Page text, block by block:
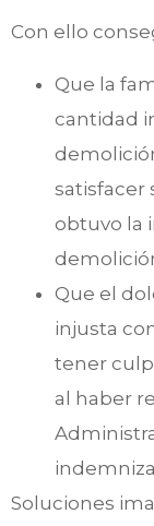
Con ello
Que la
cantidad
satisfacer
obtuvo la
Que el
injusta
tener
al haber
Soluciones